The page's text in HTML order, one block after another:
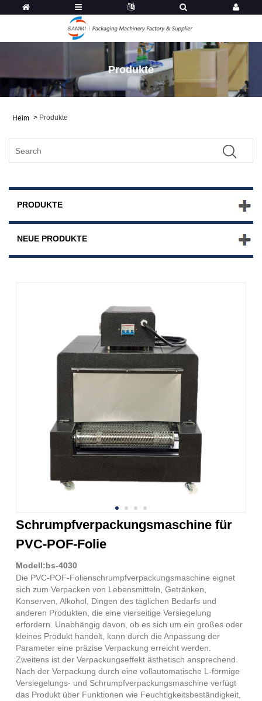
Produkte
Heim > Produkte
PRODUKTE
NEUE PRODUKTE
Schrumpfverpackungsmaschine für
PVC-POF-Folie
Modell:bs-4030
Die PVC-POF-Folienschrumpfverpackungsmaschine eignet
sich zum Verpacken von Lebensmitteln, Getränken,
Konserven, Alkohol, Dingen des täglichen Bedarfs und
anderen Produkten, die eine vierseitige Versiegelung
erfordern. Unabhängig davon, ob es sich um ein großes oder
kleines Produkt handelt, kann durch die Anpassung der
Parameter eine präzise Verpackung erreicht werden.
Zweitens ist der Verpackungseffekt ästhetisch ansprechend.
Nach der Verpackung durch eine vollautomatische L-förmige
Versiegelungs- und Schrumpfverpackungsmaschine verfügt
das Produkt über Funktionen wie Feuchtigkeitsbeständigkeit,